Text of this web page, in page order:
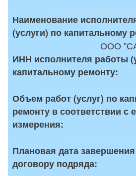
Наименование
(услуги) по капитальному
ООО
ИНН исполнителя работы
капитальному ремонту:
Объем работ (услуг) по
ремонту в соответствии с
измерения:
Плановая дата
договору подряда: